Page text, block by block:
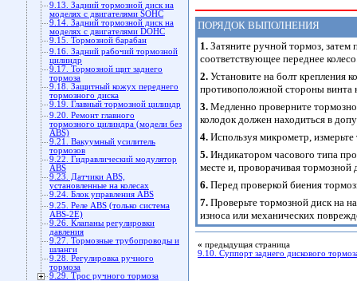
9.13. Задний тормозной диск на
моделях с двигателями SOHC
9.14. Задний тормозной диск на
моделях с двигателями DOHC
9.15. Тормозной барабан
9.16. Задний рабочий тормозной
цилиндр
9.17. Тормозной щит заднего
тормоза
9.18. Защитный кожух переднего
тормозного диска
9.19. Главный тормозной цилиндр
9.20. Ремонт главного
тормозного цилиндра (модели без
ABS)
9.21. Вакуумный усилитель
тормозов
9.22. Гидравлический модулятор
ABS
9.23. Датчики ABS,
установленные на колесах
9.24. Блок управления ABS
9.25. Реле ABS (только система
ABS-2Е)
9.26. Клапаны регулировки
давления
9.27. Тормозные трубопроводы и
шланги
9.28. Регулировка ручного
тормоза
9.29. Трос ручного тормоза
ПОРЯДОК ВЫПОЛНЕНИЯ
1. Затяните ручной тормоз,
соответствующее переднее
2. Установите на болт крепления
противоположной стороны винта
3. Медленно проверните
колодок должен находиться в
4. Используя микрометр,
5. Индикатором часового типа
месте и, проворачивая тормозной
6. Перед проверкой биения
7. Проверьте тормозной диск на
износа или механических
« предыдущая страница
9.10. Суппорт заднего дискового